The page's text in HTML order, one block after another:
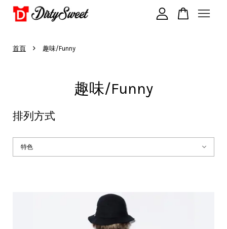
首頁 › 趣味/Funny
趣味/Funny
排列方式
您的購物車目前還是空的。
繼續購物